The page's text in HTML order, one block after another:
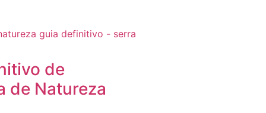
de
de Natureza